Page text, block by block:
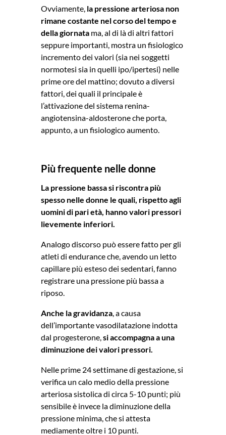
Ovviamente,la pressione arteriosa non
rimane costante nel corso del tempo e
della giornatama, al di là di altri fattori
seppure importanti, mostra un fisiologico
incremento dei valori (sia nei soggetti
normotesi sia in quelli ipo/ipertesi) nelle
prime ore del mattino; dovuto a diversi
fattori, dei quali il principale è
l’attivazione del sistema renina-
angiotensina-aldosterone che porta,
appunto, a un fisiologico aumento.
Più frequente nelle donne
La pressione bassa si riscontra più
spesso nelle donne le quali, rispetto agli
uomini di pari età, hanno valori pressori
lievemente inferiori.
Analogo discorso può essere fatto per gli
atleti di endurance che, avendo un letto
capillare più esteso dei sedentari, fanno
registrare una pressione più bassa a
riposo.
Anche la gravidanza, a causa
dell’importante vasodilatazione indotta
dal progesterone,si accompagna a una
diminuzione dei valori pressori.
Nelle prime 24 settimane di gestazione, si
verifica un calo medio della pressione
arteriosa sistolica di circa 5-10 punti; più
sensibile è invece la diminuzione della
pressione minima, che si attesta
mediamente oltre i 10 punti.